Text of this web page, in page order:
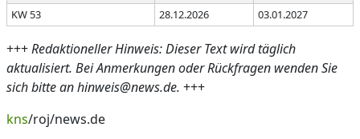
KW 53
28.12.2026 03.01.2027
+++Redaktioneller Hinweis: Dieser Text wird täglich
aktualisiert. Bei Anmerkungen oder Rückfragen wenden Sie
sich bitte an hinweis@news.de. +++
kns/roj/news.de